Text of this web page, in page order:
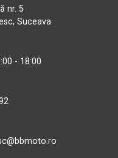
nr. 5
Suceava
- 18:00